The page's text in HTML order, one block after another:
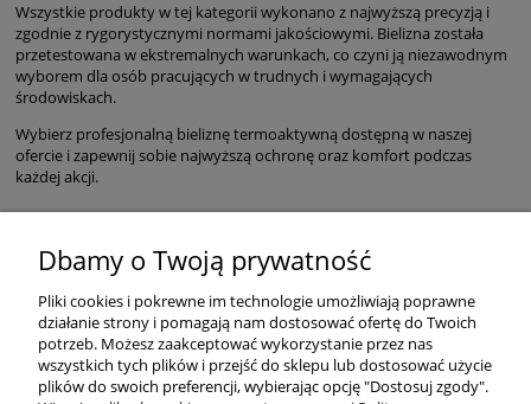
Wszystkie produkty w tej kategorii wykonano z najwyższą precyzją i
zgodnie z rygorystycznymi normami jakościowymi. Bielizna została
przetestowana w ekstremalnych warunkach, co czyni ją niezawodnym
wyborem dla osób pracujących w trudnych i wymagających
środowiskach.
Wybierz profesjonalną bieliznę termoaktywną dostępną w naszej
ofercie i zapewnij sobie najwyższą ochronę oraz komfort podczas
każdej akcji.
POMOC
ZAKUPY
Dbamy o Twoją prywatność
Pliki cookies i pokrewne im technologie umożliwiają poprawne
działanie strony i pomagają nam dostosować ofertę do Twoich
potrzeb. Możesz zaakceptować wykorzystanie przez nas
wszystkich tych plików i przejść do sklepu lub dostosować użycie
plików do swoich preferencji, wybierając opcję "Dostosuj zgody".